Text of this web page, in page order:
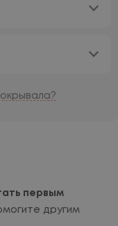
первым
другим